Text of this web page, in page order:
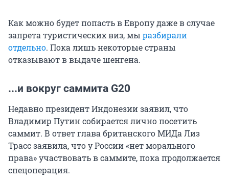
Как можно будет попасть в Европу даже в случае
запрета туристических виз, мы разбирали
отдельно. Пока лишь некоторые страны
отказывают в выдаче шенгена.
...и вокруг саммита G20
Недавно президент Индонезии заявил, что
Владимир Путин собирается лично посетить
саммит. В ответ глава британского МИДа Лиз
Трасс заявила, что у России «нет морального
права» участвовать в саммите, пока продолжается
спецоперация.